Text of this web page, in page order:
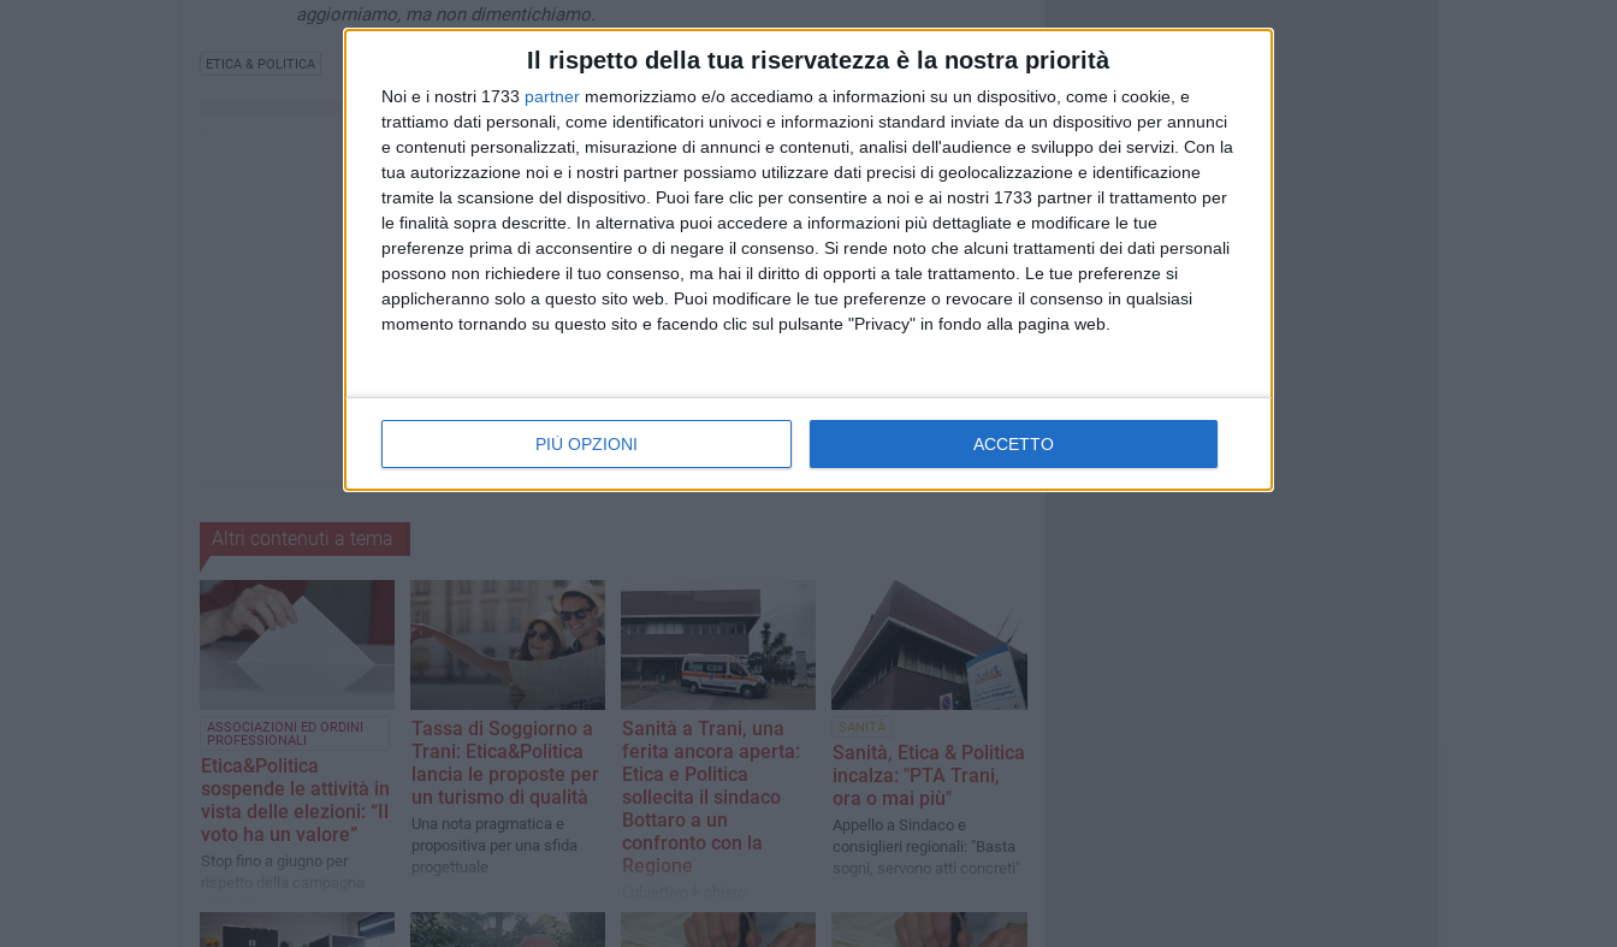
Il rispetto della tua riservatezza è la nostra priorità
Noi e i nostri 1733 partner memorizziamo e/o accediamo a informazioni su un dispositivo, come i cookie, e
trattiamo dati personali, come identificatori univoci e informazioni standard inviate da un dispositivo per annunci
e contenuti personalizzati, misurazione di annunci e contenuti, analisi dell'audience e sviluppo dei servizi. Con la
tua autorizzazione noi e i nostri partner possiamo utilizzare dati precisi di geolocalizzazione e identificazione
tramite la scansione del dispositivo. Puoi fare clic per consentire a noi e ai nostri 1733 partner il trattamento per
le finalità sopra descritte. In alternativa puoi accedere a informazioni più dettagliate e modificare le tue
preferenze prima di acconsentire o di negare il consenso. Si rende noto che alcuni trattamenti dei dati personali
possono non richiedere il tuo consenso, ma hai il diritto di opporti a tale trattamento. Le tue preferenze si
applicheranno solo a questo sito web. Puoi modificare le tue preferenze o revocare il consenso in qualsiasi
momento tornando su questo sito e facendo clic sul pulsante "Privacy" in fondo alla pagina web.
PIÙ OPZIONI ACCETTO
aggiorniamo, ma non dimentichiamo.
ETICA & POLITICA
Altri contenuti a tema
ASSOCIAZIONI ED ORDINI
PROFESSIONALI
Etica&Politica
sospende le attività in
vista delle elezioni: “Il
voto ha un valore”
Stop fino a giugno per
Tassa di Soggiorno a
Trani: Etica&Politica
lancia le proposte per
un turismo di qualità
Una nota pragmatica e
propositiva per una sfida
progettuale
Sanità a Trani, una
ferita ancora aperta:
Etica e Politica
sollecita il sindaco
Bottaro a un
confronto con la
Regione
rilanciare e rendere
finalmente operativo
SANITÀ
Sanità, Etica & Politica
incalza: "PTA Trani,
ora o mai più"
Appello a Sindaco e
consiglieri regionali: "Basta
sogni, servono atti concreti"